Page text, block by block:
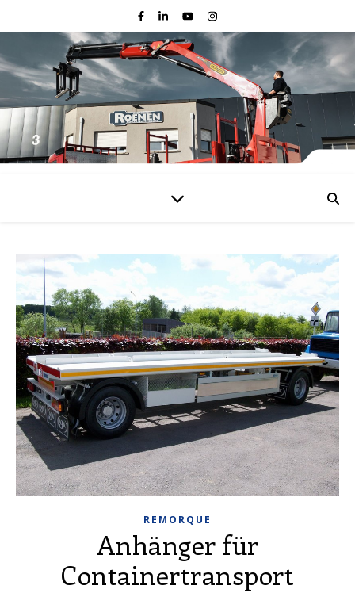
REMORQUE
Anhänger für
Containertransport